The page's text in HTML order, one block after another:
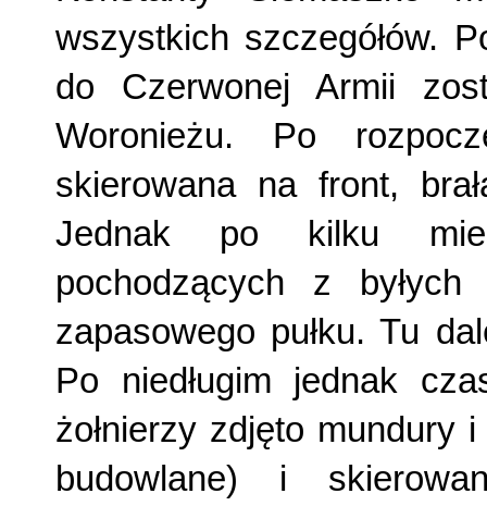
wszystkich szczegółów.
do Czerwonej Armii
Woronieżu. Po
skierowana na front,
Jednak po kilku
pochodzących z
zapasowego pułku. Tu
Po niedługim jednak
żołnierzy zdjęto mundury
budowlane) i